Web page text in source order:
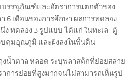
บรรจุภัณฑ์และอัตราการแตกตัวของ
6 เดือนของการศึกษา ผลการทดลอง
ทดลอง 3 รูปแบบ ได้แก่ ในทะเล , ตู้
บคุมอุณภูมิ และฝังลงในพื้นดิน
น้ำตาล หลอด ระบุพลาสติกที่ย่อยสลาย
การย่อยที่สูงมากจนไม่สามารถเห็นรูป